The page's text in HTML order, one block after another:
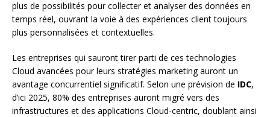
plus de possibilités pour collecter et analyser des données en
temps réel, ouvrant la voie à des expériences client toujours
plus personnalisées et contextuelles.
Les entreprises qui sauront tirer parti de ces technologies
Cloud avancées pour leurs stratégies marketing auront un
avantage concurrentiel significatif. Selon une prévision de IDC,
d’ici 2025, 80% des entreprises auront migré vers des
infrastructures et des applications Cloud-centric, doublant ainsi